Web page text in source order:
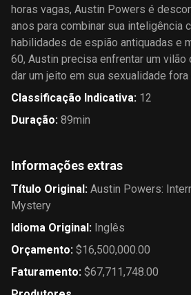
horas vagas, Austin Powers é
anos para combinar sua inteligência
habilidades de espião antiquadas e
60, Austin precisa enfrentar um vilão
dar um jeito em sua sexualidade fora
Classificação Indicativa: 12
Duração: 89min
Informações extras
Título Original: Austin Powers:
Mystery
Idioma Original: Inglês
Orçamento: $16,500,000.00
Faturamento: $67,711,748.00